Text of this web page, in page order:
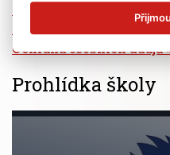
Volná pracovní místa
Zřizovatel školy (MČ
Ochrana osobních údajů
Prohlídka školy